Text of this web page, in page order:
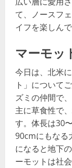
て、ノースフ
イフを楽しん
マーモッ
今日は、北米
ト」について
ズミの仲間で
主に草食性で
す。体長は30
90cmにもなる
になると地下
ーモットは社